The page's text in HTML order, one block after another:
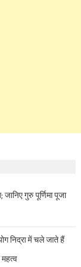
गुरु पूर्णिमा पूजा
निद्रा में चले जाते हैं